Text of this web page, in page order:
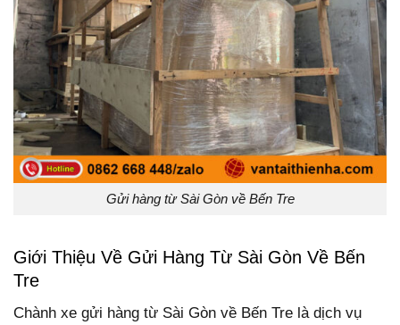
Gửi hàng từ Sài Gòn về Bến Tre
Giới Thiệu Về Gửi Hàng Từ Sài Gòn Về Bến
Tre
Chành xe gửi hàng từ Sài Gòn về Bến Tre là dịch vụ